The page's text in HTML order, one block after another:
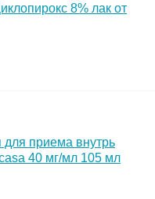
8% лак от
для приема внутрь
40 мг/мл 105 мл